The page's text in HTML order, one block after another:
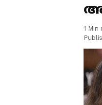
1 Min